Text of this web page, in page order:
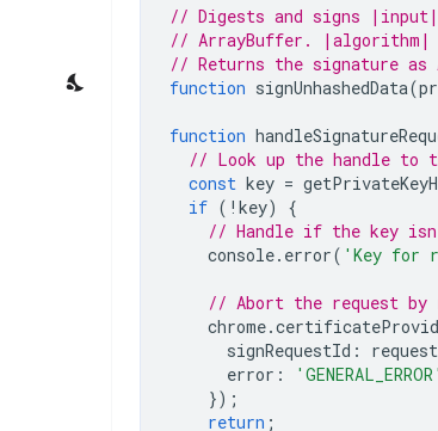
// Digests and signs
// ArrayBuffer. |algorithm|
// Returns the signature as
function signUnhashedData(
function
// Look up the handle
const key =
if ( ! key)
{
// Handle if the key
console. error( 'Key for
// Abort the request
chrome.
signRequestId : request
error :
'GENERAL_ERROR'
});
return ;